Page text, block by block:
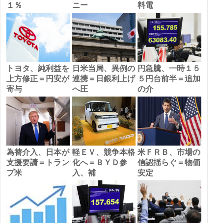
１％
ニー
料電
トヨタ、純利益を
上方修正＝円安が
寄与
日米当局、異例の
連携＝日銀利上げ
へ圧
円急騰、一時１５
５円台前半＝追加
の介
為替介入、日本が
支援要請＝トラン
プ米
軽ＥＶ、競争本格
化へ＝ＢＹＤ参
入、補
米ＦＲＢ、市場の
信認揺らぐ＝物価
安定